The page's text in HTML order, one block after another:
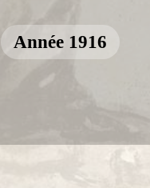
Année 1916